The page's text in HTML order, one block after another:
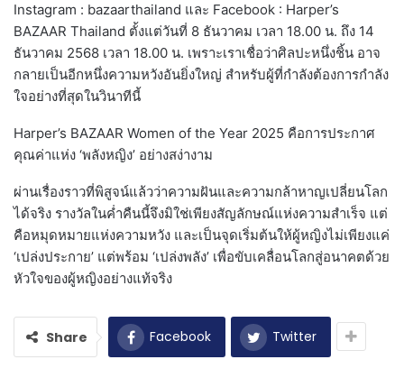
Instagram : bazaarthailand และ Facebook : Harper’s
BAZAAR Thailand ตั้งแต่วันที่ 8 ธันวาคม เวลา 18.00 น. ถึง 14
ธันวาคม 2568 เวลา 18.00 น. เพราะเราเชื่อว่าศิลปะหนึ่งชิ้น อาจ
กลายเป็นอีกหนึ่งความหวังอันยิ่งใหญ่ สำหรับผู้ที่กำลังต้องการกำลัง
ใจอย่างที่สุดในวินาทีนี้
Harper’s BAZAAR Women of the Year 2025 คือการประกาศ
คุณค่าแห่ง ‘พลังหญิง’ อย่างสง่างาม
ผ่านเรื่องราวที่พิสูจน์แล้วว่าความฝันและความกล้าหาญเปลี่ยนโลก
ได้จริง รางวัลในค่ำคืนนี้จึงมิใช่เพียงสัญลักษณ์แห่งความสำเร็จ แต่
คือหมุดหมายแห่งความหวัง และเป็นจุดเริ่มต้นให้ผู้หญิงไม่เพียงแค่
‘เปล่งประกาย’ แต่พร้อม ‘เปล่งพลัง’ เพื่อขับเคลื่อนโลกสู่อนาคตด้วย
หัวใจของผู้หญิงอย่างแท้จริง
Share Facebook Twitter